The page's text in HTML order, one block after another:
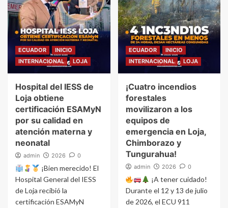
ECUADOR
INICIO
INTERNACIONAL
LOJA
Hospital del IESS de
Loja obtiene
certificación ESAMyN
por su calidad en
atención materna y
neonatal
admin 2026 0
¡Bien merecido! El
Hospital General del IESS
de Loja recibió la
certificación ESAMyN
ECUADOR
INICIO
INTERNACIONAL
LOJA
¡Cuatro incendios
forestales
movilizaron a los
equipos de
emergencia en Loja,
Chimborazo y
Tungurahua!
admin 2026 0
¡A tener cuidado!
Durante el 12 y 13 de julio
de 2026, el ECU 911